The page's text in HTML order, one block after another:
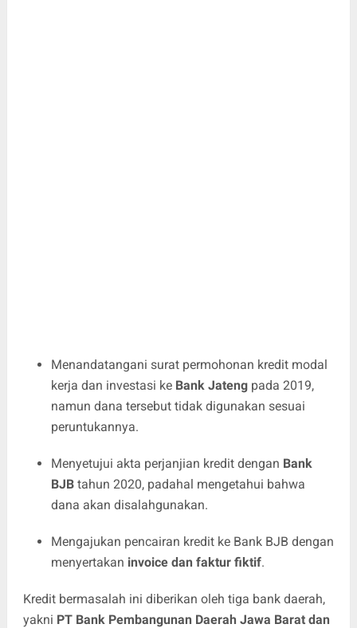
Menandatangani surat permohonan kredit modal
kerja dan investasi ke Bank Jatengpada 2019,
namun dana tersebut tidak digunakan sesuai
peruntukannya.
Menyetujui akta perjanjian kredit dengan Bank
BJBtahun 2020, padahal mengetahui bahwa
dana akan disalahgunakan.
Mengajukan pencairan kredit ke Bank BJB dengan
menyertakan invoice dan faktur fiktif.
Kredit bermasalah ini diberikan oleh tiga bank daerah,
yakni PT Bank Pembangunan Daerah Jawa Barat dan